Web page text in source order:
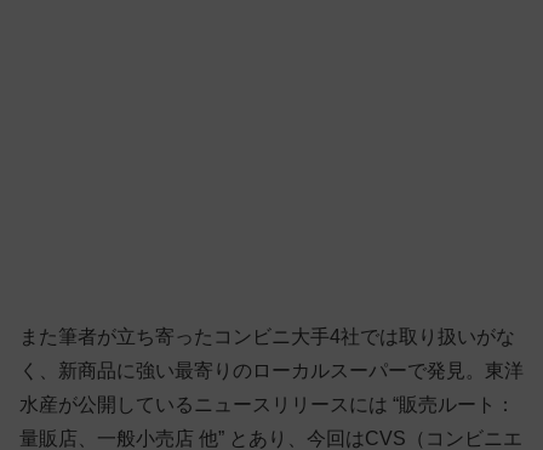
また筆者が立ち寄ったコンビニ大手4社では取り扱いがな
く、新商品に強い最寄りのローカルスーパーで発見。東洋
水産が公開しているニュースリリースには “販売ルート：
量販店、一般小売店 他” とあり、今回はCVS（コンビニエ